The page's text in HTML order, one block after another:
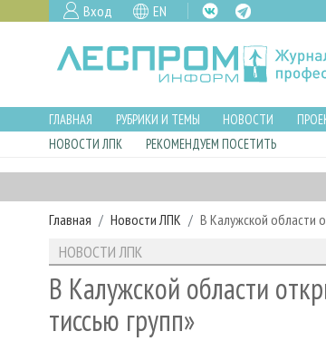
Вход EN
ГЛАВНАЯ РУБРИКИ И ТЕМЫ НОВОСТИ
НОВОСТИ ЛПК
РЕКОМЕНДУЕМ ПОСЕТИТЬ
Главная Новости ЛПК В Калужской области
НОВОСТИ ЛПК
В Калужской области
тиссью групп»